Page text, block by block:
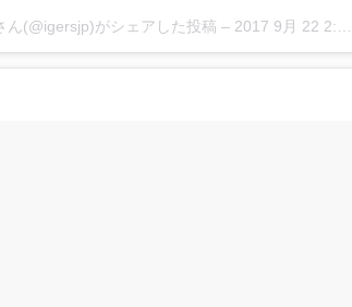
(@igersjp)がシェアした投稿 – 2017 9月 22 2:01午前 PDT